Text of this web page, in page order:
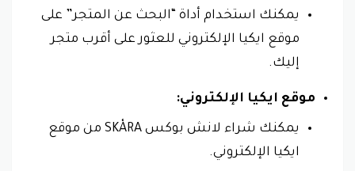
يمكنك استخدام أداة “البحث عن المتجر” على
موقع ايكيا الإلكتروني للعثور على أقرب متجر
إليك.
موقع ايكيا الإلكتروني:
يمكنك شراء لانش بوكس SKÅRA من موقع
ايكيا الإلكتروني.